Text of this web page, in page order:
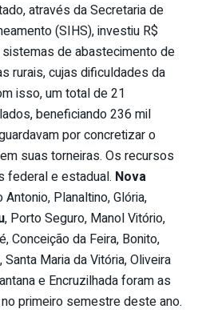
através da Secretaria de
(SIHS), investiu R$
de abastecimento de
rurais, cujas dificuldades da
isso, um total de 21
beneficiando 236 mil
por concretizar o
suas torneiras. Os recursos
federal e estadual. Nova
Antonio, Planaltino, Glória,
, Porto Seguro, Manol Vitório,
Conceição da Feira, Bonito,
Maria da Vitória, Oliveira
e Encruzilhada foram as
primeiro semestre deste ano.